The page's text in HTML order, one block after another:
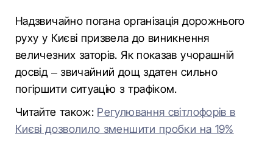
Надзвичайно погана організація дорожнього
руху у Києві призвела до виникнення
величезних заторів. Як показав учорашній
досвід – звичайний дощ здатен сильно
погіршити ситуацію з трафіком.
Читайте також: Регулювання світлофорів в
Києві дозволило зменшити пробки на 19%